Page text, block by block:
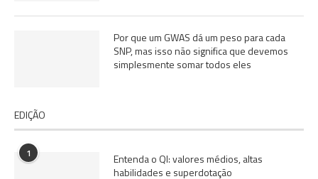
Por que um GWAS dá um peso para cada
SNP, mas isso não significa que devemos
simplesmente somar todos eles
EDIÇÃO
1
Entenda o QI: valores médios, altas
habilidades e superdotação